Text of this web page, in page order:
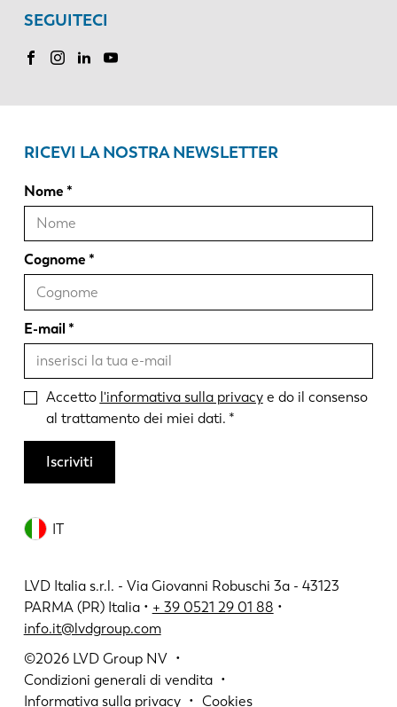
SEGUITECI
IT
LVD Italia s.r.l. - Via Giovanni Robuschi 3a - 43123
PARMA (PR) Italia • + 39 0521 29 01 88 •
info.it@lvdgroup.com
©2026 LVD Group NV
Condizioni generali di vendita
Informativa sulla privacy
Cookies
RICEVI LA NOSTRA NEWSLETTER
Nome
Cognome
E-mail
Accetto l'informativa sulla privacye do il consenso
al trattamento dei miei dati.
Iscriviti